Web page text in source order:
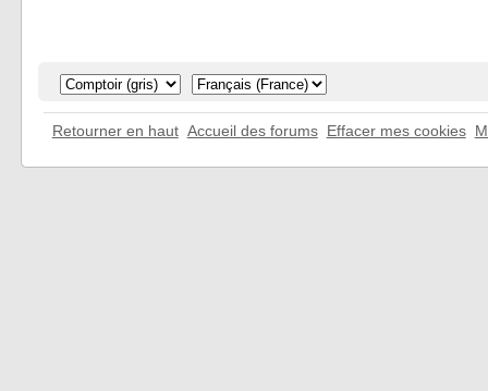
Retourner en haut Accueil des forums Effacer mes cookies